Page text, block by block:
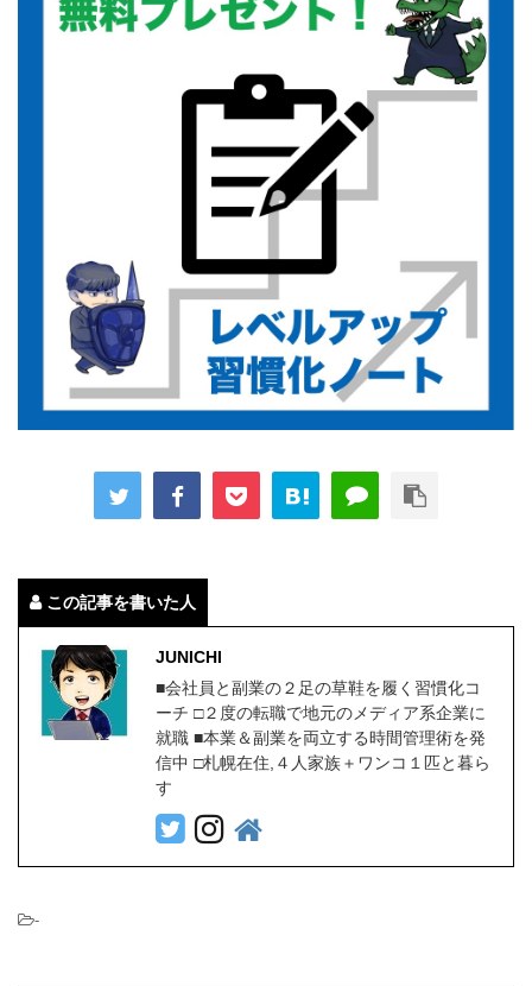
この記事を書いた人
JUNICHI
■会社員と副業の２足の草鞋を履く習慣化コ
ーチ □２度の転職で地元のメディア系企業に
就職 ■本業＆副業を両立する時間管理術を発
信中 □札幌在住,４人家族＋ワンコ１匹と暮ら
す
-